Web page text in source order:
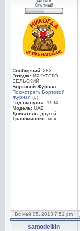
Опытный
Сообщений: 282
Откуда: ИРКУТСКО
СЕЛЬСКИЙ
Бортовой Журнал:
Посмотреть Бортовой
Журнал (0)
Год выпуска: 1994
Модель: UAZ
Двигатель: другой
Трансмиссия: мех.
Вс май 05, 2013 7:51 pm
samodelkin